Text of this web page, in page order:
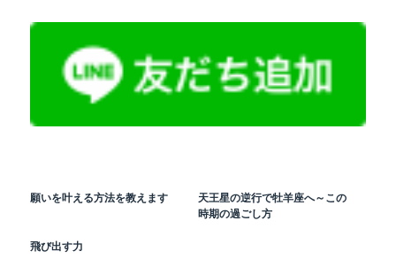
願いを叶える方法を教えます
天王星の逆行で牡羊座へ～この
時期の過ごし方
飛び出す力